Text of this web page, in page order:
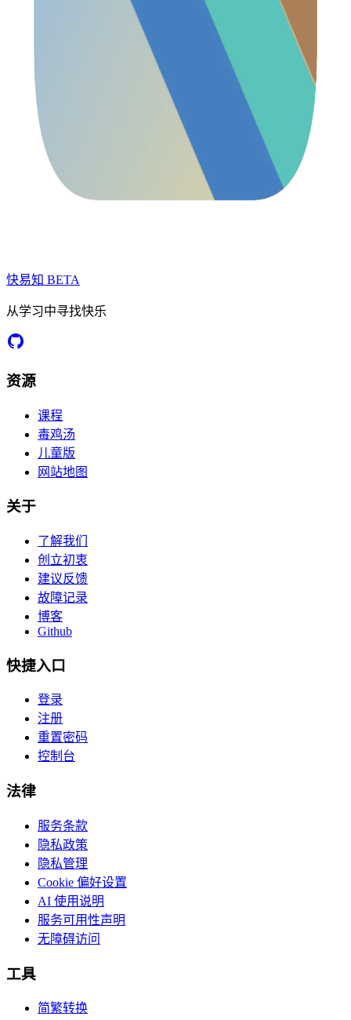
快易知 BETA
从学习中寻找快乐
资源
课程
毒鸡汤
儿童版
网站地图
关于
了解我们
创立初衷
建议反馈
故障记录
博客
Github
快捷入口
登录
注册
重置密码
控制台
法律
服务条款
隐私政策
隐私管理
Cookie 偏好设置
AI 使用说明
服务可用性声明
无障碍访问
工具
简繁转换